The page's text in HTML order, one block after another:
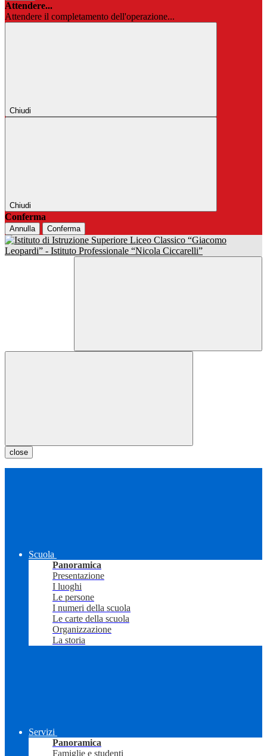
Attendere...
Attendere il completamento dell'operazione...
Chiudi
Chiudi
Conferma
Annulla Conferma
close
Scuola
Panoramica
Presentazione
I luoghi
Le persone
I numeri della scuola
Le carte della scuola
Organizzazione
La storia
Servizi
Panoramica
Famiglie e studenti